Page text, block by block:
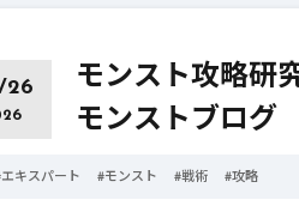
26
モンスト攻略研
モンストブログ
エキスパート #モンスト #戦術 #攻略